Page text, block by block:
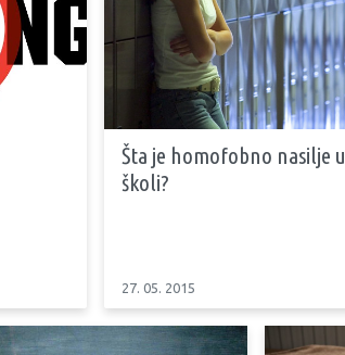
Šta je homofobno nasilje u
školi?
27. 05. 2015